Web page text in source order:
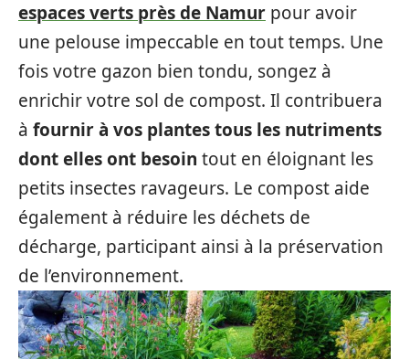
espaces verts près de Namur pour avoir
une pelouse impeccable en tout temps. Une
fois votre gazon bien tondu, songez à
enrichir votre sol de compost. Il contribuera
à fournir à vos plantes tous les nutriments
dont elles ont besoin tout en éloignant les
petits insectes ravageurs. Le compost aide
également à réduire les déchets de
décharge, participant ainsi à la préservation
de l’environnement.